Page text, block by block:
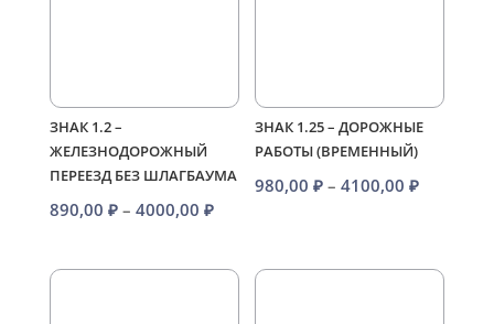
ЗНАК 1.2 –
ЖЕЛЕЗНОДОРОЖНЫЙ
ПЕРЕЕЗД БЕЗ ШЛАГБАУМА
890,00 ₽ – 4000,00 ₽Диапазон
890,00 ₽
ЗНАК 1.25 – ДОРОЖНЫЕ
РАБОТЫ (ВРЕМЕННЫЙ)
980,00₽ – 4100,00₽
–